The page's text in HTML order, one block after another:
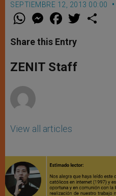
SEPTIEMBRE 12, 2013 00:00
W
t
s
p
p
M
e
s
e
g
e
F
a
e
b
o
k
w
Share this Entry
ZENIT Staff
View all articles